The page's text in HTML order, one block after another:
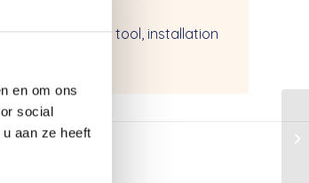
en om ons
social
aan ze heeft
valve core tool, installation